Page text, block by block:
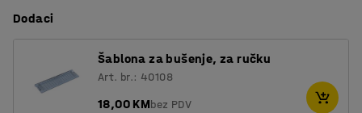
Dodaci
Šablona za bušenje, za ručku
Art. br.: 40108
18,00 KMbez PDV